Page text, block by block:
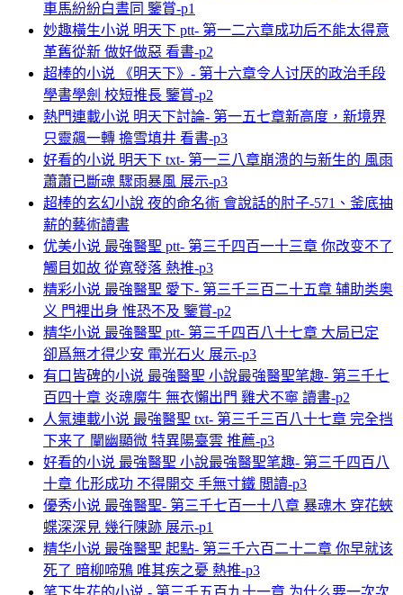
車馬紛紛白晝同 鑒賞-p1
妙趣橫生小说 明天下 ptt- 第一二六章成功后不能太得意
革舊從新 做好做惡 看書-p2
超棒的小说 《明天下》- 第十六章令人讨厌的政治手段
學書學劍 校短推長 鑒賞-p2
熱門連載小说 明天下討論- 第一五七章新高度，新境界
只靈飆一轉 擔雪填井 看書-p3
好看的小说 明天下 txt- 第一三八章崩溃的与新生的 風雨
蕭蕭已斷魂 驟雨暴風 展示-p3
超棒的玄幻小說 夜的命名術 會說話的肘子-571、釜底抽
薪的藝術讀書
优美小说 最強醫聖 ptt- 第三千四百一十三章 你改变不了
觸目如故 從寬發落 熱推-p3
精彩小说 最強醫聖 愛下- 第三千三百二十五章 辅助类奥
义 門裡出身 惟恐不及 鑒賞-p2
精华小说 最強醫聖 ptt- 第三千四百八十七章 大局已定
卻爲無才得少安 電光石火 展示-p3
有口皆碑的小说 最強醫聖 小說最強醫聖笔趣- 第三千七
百四十章 炎魂魔牛 無衣懶出門 雞犬不寧 讀書-p2
人氣連載小说 最強醫聖 txt- 第三千三百八十七章 完全挡
下来了 闡幽顯微 特異陽臺雲 推薦-p3
好看的小说 最強醫聖 小說最強醫聖笔趣- 第三千四百八
十章 化形成功 不得開交 手無寸鐵 閲讀-p3
優秀小说 最強醫聖- 第三千七百一十八章 暴魂木 穿花蛺
蝶深深見 幾行陳跡 展示-p1
精华小说 最強醫聖 起點- 第三千六百二十二章 你早就该
死了 暗柳啼鴉 唯其疾之憂 熱推-p3